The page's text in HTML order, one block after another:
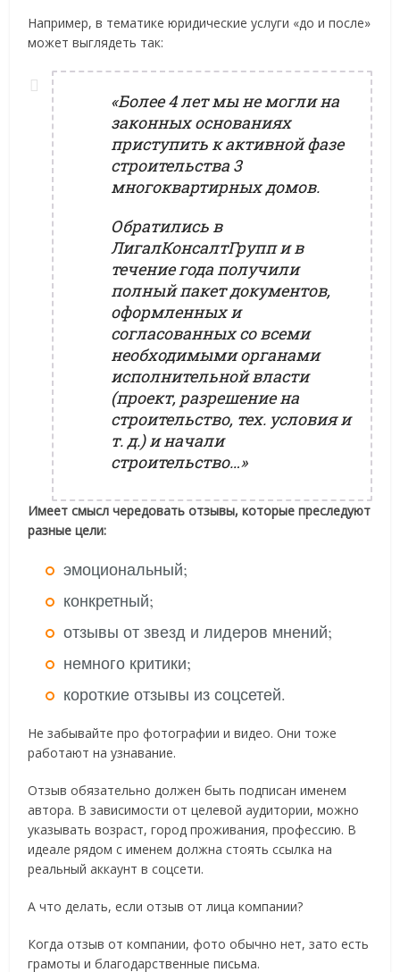
Например, в тематике юридические услуги «до и после»
может выглядеть так:
«Более 4 лет мы не могли на
законных основаниях
приступить к активной фазе
строительства 3
многоквартирных домов.
Обратились в
ЛигалКонсалтГрупп и в
течение года получили
полный пакет документов,
оформленных и
согласованных со всеми
необходимыми органами
исполнительной власти
(проект, разрешение на
строительство, тех. условия и
т. д.) и начали
строительство…»
Имеет смысл чередовать отзывы, которые преследуют
разные цели:
эмоциональный;
конкретный;
отзывы от звезд и лидеров мнений;
немного критики;
короткие отзывы из соцсетей.
Не забывайте про фотографии и видео. Они тоже
работают на узнавание.
Отзыв обязательно должен быть подписан именем
автора. В зависимости от целевой аудитории, можно
указывать возраст, город проживания, профессию. В
идеале рядом с именем должна стоять ссылка на
реальный аккаунт в соцсети.
А что делать, если отзыв от лица компании?
Когда отзыв от компании, фото обычно нет, зато есть
грамоты и благодарственные письма.